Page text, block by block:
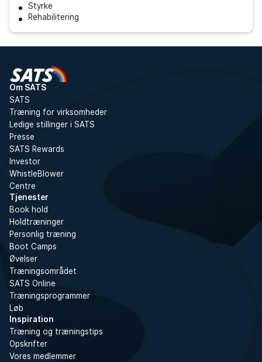
Styrke
Rehabilitering
Om SATS
SATS
Træning for virksomheder
Ledige stillinger i SATS
Presse
SATS Rewards
Investor
WhistleBlower
Centre
Tjenester
Book hold
Holdtræninger
Personlig træning
Boot Camps
Øvelser
Træningsområdet
SATS Online
Træningsprogrammer
Løb
Inspiration
Træning og træningstips
Opskrifter
Vores medlemmer